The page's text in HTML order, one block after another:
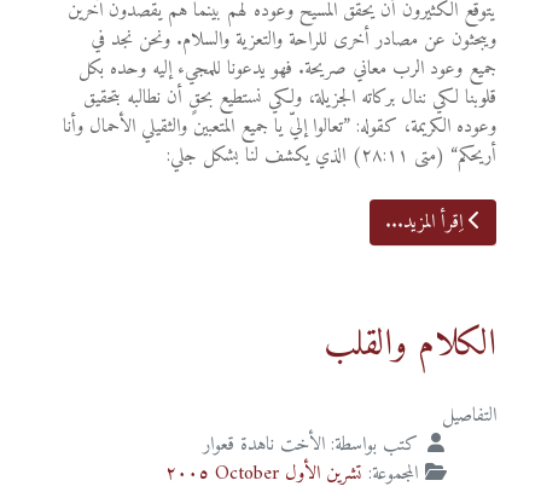
يتوقع الكثيرون أن يحقق المسيح وعوده لهم بينما هم يقصدون آخرين
ويبحثون عن مصادر أخرى للراحة والتعزية والسلام. ونحن نجد في
جميع وعود الرب معاني صريحة. فهو يدعونا للمجيء إليه وحده بكل
قلوبنا لكي ننال بركاته الجزيلة، ولكي نستطيع بحقٍ أن نطالبه بتحقيق
وعوده الكريمة، كقوله: ”تعالوا إليّ يا جميع المتعبين والثقيلي الأحمال وأنا
أريحكم“ (متى ٢٨:١١) الذي يكشف لنا بشكل جلي:
اِقرأ المزيد...
الكلام والقلب
التفاصيل
كتب بواسطة: الأخت ناهدة قعوار
المجموعة: تشرين الأول October ٢٠٠٥